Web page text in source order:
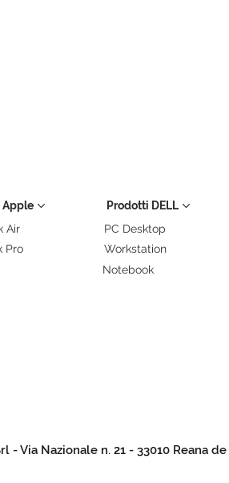
Apple
Air
Pro
Prodotti DELL
PC Desktop
Workstation
Notebook
Via Nazionale n. 21 - 33010 Reana